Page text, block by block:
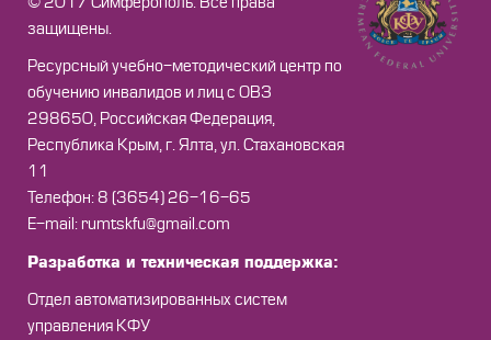
защищены.
Ресурсный учебно-методический центр по
обучению инвалидов и лиц с ОВЗ
298650, Российская Федерация,
Республика Крым, г. Ялта, ул. Стахановская
11
Телефон: 8 (3654) 26-16-65
Е-mail: rumtskfu@gmail.com
Разработка и техническая поддержка:
Отдел автоматизированных систем
управления КФУ